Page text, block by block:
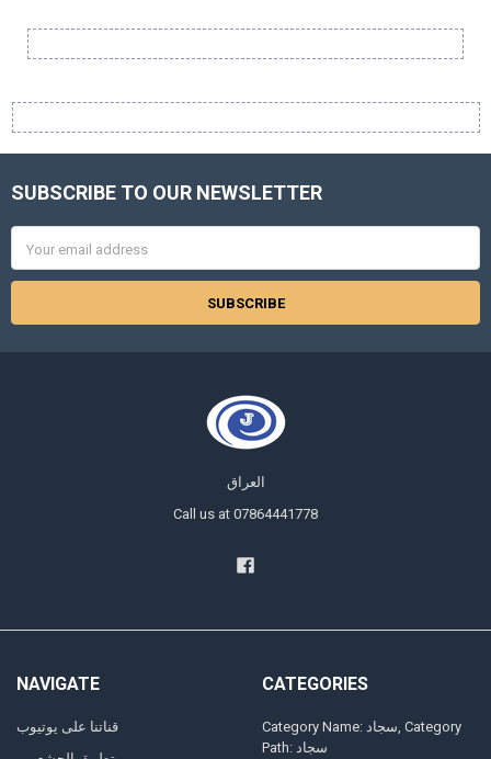
Footer
SUBSCRIBE TO OUR NEWSLETTER
Address
العراق
Call us at 07864441778
NAVIGATE
قناتنا على يوتيوب
CATEGORIES
Category Name: سجاد, Category
Path: سجاد